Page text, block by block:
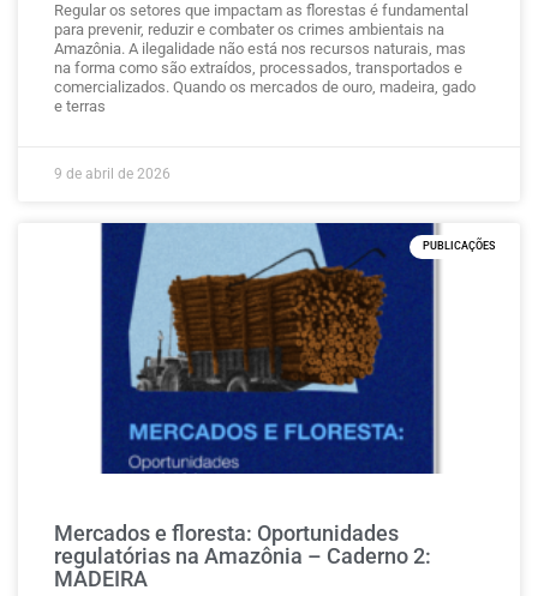
Regular os setores que impactam as florestas é fundamental
para prevenir, reduzir e combater os crimes ambientais na
Amazônia. A ilegalidade não está nos recursos naturais, mas
na forma como são extraídos, processados, transportados e
comercializados. Quando os mercados de ouro, madeira, gado
e terras
9 de abril de 2026
PUBLICAÇÕES
Mercados e floresta: Oportunidades
regulatórias na Amazônia – Caderno 2:
MADEIRA